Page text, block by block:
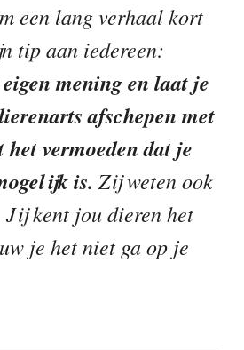
een lang verhaal kort
tip aan iedereen:
mening en laat je
afschepen met
vermoeden dat je
is. Zij weten ook
kent jou dieren het
je het niet ga op je